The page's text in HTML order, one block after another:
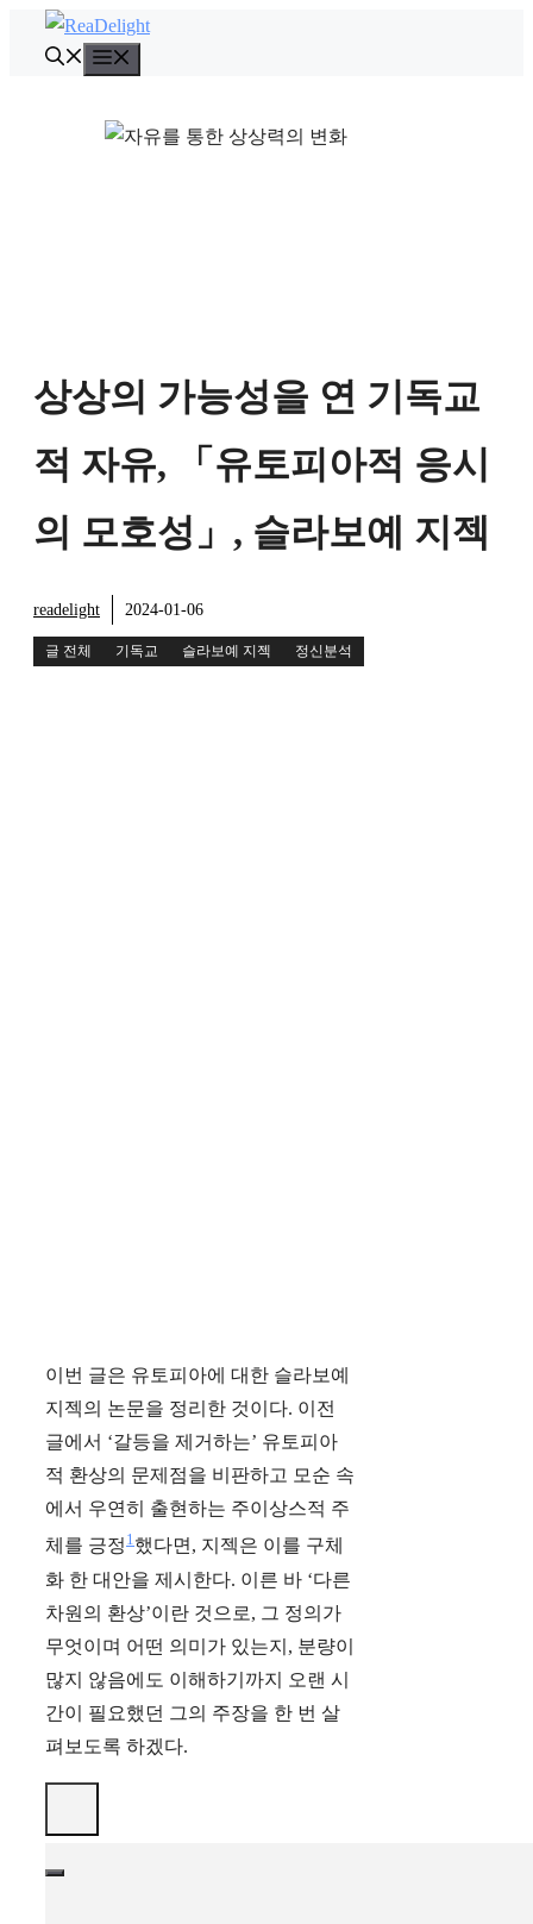
뉴
상상의 가능성을 연 기독교
적 자유, 「유토피아적 응시
의 모호성」, 슬라보예 지젝
readelight 2024-01-06
글 전체 기독교 슬라보예 지젝 정신분석
이번 글은 유토피아에 대한 슬라보예
지젝의 논문을 정리한 것이다. 이전
글에서 ‘갈등을 제거하는’ 유토피아
적 환상의 문제점을 비판하고 모순 속
에서 우연히 출현하는 주이상스적 주
체를 긍정 1했다면, 지젝은 이를 구체
화 한 대안을 제시한다. 이른 바 ‘다른
차원의 환상’이란 것으로, 그 정의가
무엇이며 어떤 의미가 있는지, 분량이
많지 않음에도 이해하기까지 오랜 시
간이 필요했던 그의 주장을 한 번 살
펴보도록 하겠다.